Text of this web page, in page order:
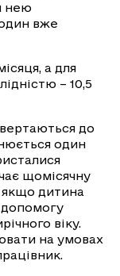
нею
вже
а для
– 10,5
до
один
щомісячну
якщо дитина
допомогу
віку.
на умовах